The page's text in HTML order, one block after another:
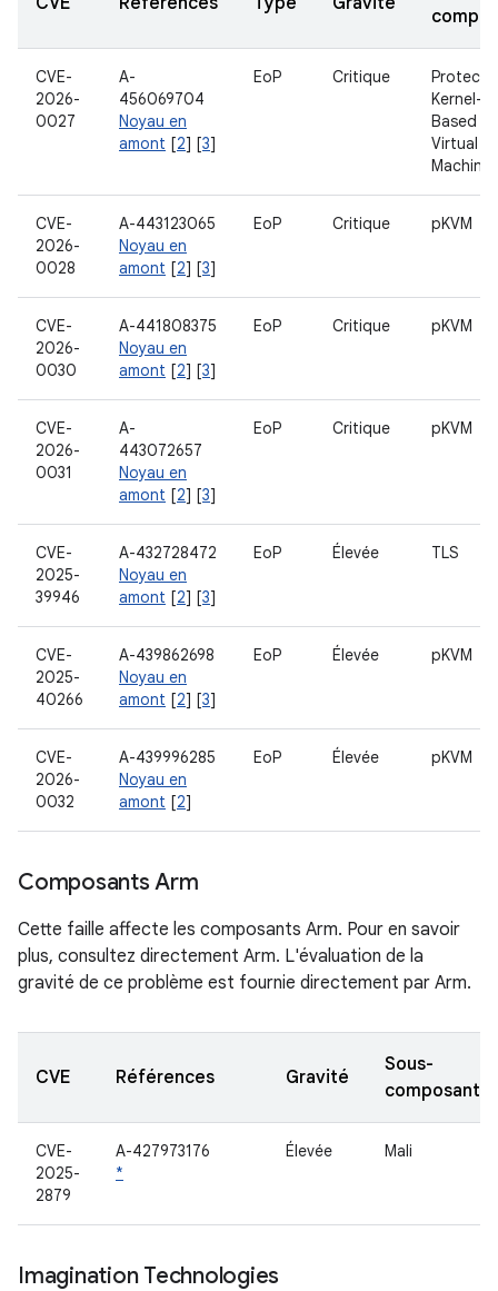
CVE-
2026-
0027
A-
456069704
Noyau en
amont [2] [3]
EoP Critique
Kernel-
Based
Virtual
Machine
CVE-
2026-
0028
A-443123065
Noyau en
amont [2] [3]
EoP Critique pKVM
CVE-
2026-
0030
A-441808375
Noyau en
amont [2] [3]
EoP Critique pKVM
CVE-
2026-
0031
A-
443072657
Noyau en
amont [2] [3]
EoP Critique pKVM
CVE-
2025-
39946
A-432728472
Noyau en
amont [2] [3]
EoP Élevée TLS
CVE-
2025-
40266
A-439862698
Noyau en
amont [2] [3]
EoP Élevée pKVM
CVE-
2026-
0032
A-439996285
Noyau en
amont [2]
EoP Élevée pKVM
Composants Arm
Cette faille affecte les composants Arm. Pour en savoir
plus, consultez directement Arm. L'évaluation de la
gravité de ce problème est fournie directement par Arm.
CVE Références Gravité
Sous-
composant
CVE-
2025-
2879
A-427973176
*
Élevée Mali
Imagination Technologies